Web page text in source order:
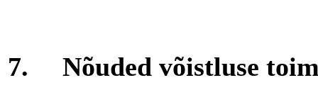
7.
Nõuded võistluse